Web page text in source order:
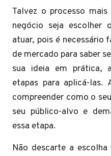
Talvez o processo
negócio seja escolher
atuar, pois é necessário
de mercado para saber
sua ideia em prática,
etapas para aplicá-las.
compreender como o
seu público-alvo e
essa etapa.
Não descarte a